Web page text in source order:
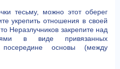
тесьму, можно этот оберег
укрепить отношения в своей
Неразлучников закрепите над
в виде привязанных
посередине основы (между